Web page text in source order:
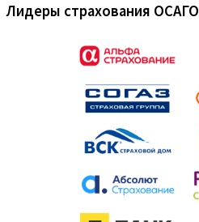
Лидеры страхования ОСАГО